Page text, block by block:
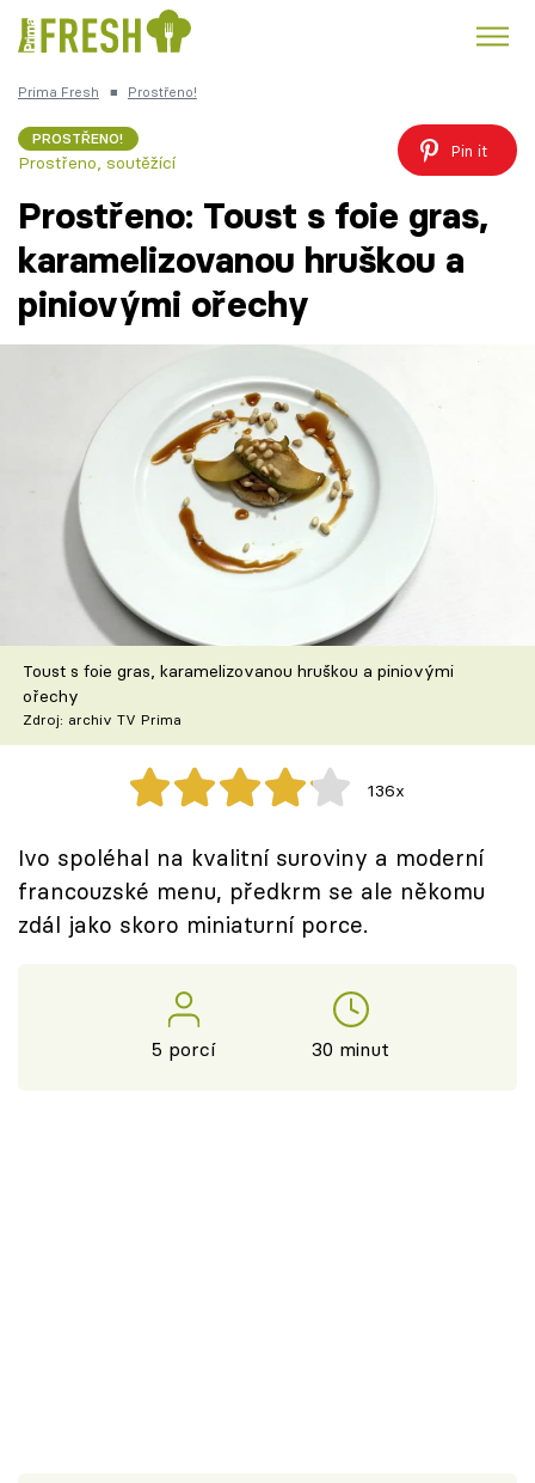
Česká kuchyně
Témata
Články
TV Program
Škola vaření
Recepty z TV
Speciál: Cuketa
Těhotnej kuchař
Sledujte prima+
Přihlášení
Prima Fresh ■ Prostřeno!
PROSTŘENO!
Prostřeno, soutěžící
Pin it
Prostřeno: Toust s foie gras,
karamelizovanou hruškou a
piniovými ořechy
Toust s foie gras, karamelizovanou hruškou a piniovými
ořechy
Zdroj: archiv TV Prima
136x
Ivo spoléhal na kvalitní suroviny a moderní
francouzské menu, předkrm se ale někomu
zdál jako skoro miniaturní porce.
5 porcí 30 minut